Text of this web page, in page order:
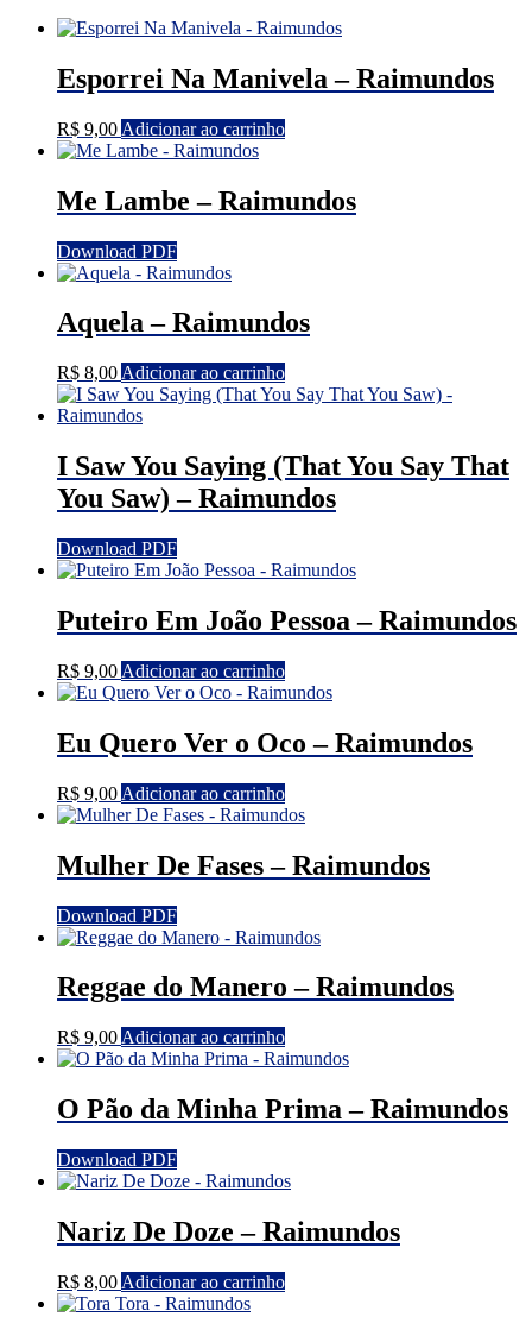
mais
Esporrei Na Manivela – Raimundos
R$ 9,00 Adicionar ao carrinho
Me Lambe – Raimundos
Download PDF
Aquela – Raimundos
R$ 8,00 Adicionar ao carrinho
I Saw You Saying (That You Say That
You Saw) – Raimundos
Download PDF
Puteiro Em João Pessoa – Raimundos
R$ 9,00 Adicionar ao carrinho
Eu Quero Ver o Oco – Raimundos
R$ 9,00 Adicionar ao carrinho
Mulher De Fases – Raimundos
Download PDF
Reggae do Manero – Raimundos
R$ 9,00 Adicionar ao carrinho
O Pão da Minha Prima – Raimundos
Download PDF
Nariz De Doze – Raimundos
R$ 8,00 Adicionar ao carrinho